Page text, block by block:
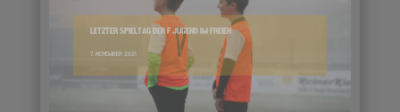
LETZTER SPIELTAG DER F JUGEND IM FREIEN
7. NOVEMBER 2021